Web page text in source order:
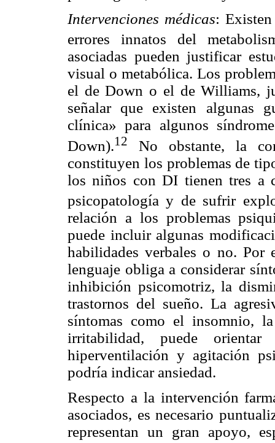
Intervenciones médicas:
errores innatos del
asociadas pueden justificar
visual o metabólica. Los
el de Down o el de Williams,
señalar que existen algunas
clínica» para algunos
Down).12
No obstante, la
constituyen los problemas de
los niños con DI tienen tres a
psicopatología y de sufrir
relación a los problemas
puede incluir algunas
habilidades verbales o no. Por
lenguaje obliga a considerar
inhibición psicomotriz, la
trastornos del sueño. La
síntomas como el insomnio,
irritabilidad, puede
hiperventilación y agitación
podría indicar ansiedad.
Respecto a la intervención
asociados, es necesario
representan un gran apoyo,